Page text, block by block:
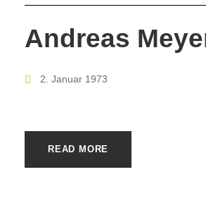
Andreas
2. Januar 1973
READ MORE